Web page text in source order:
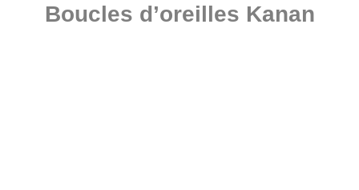
Boucles d’oreilles Kanan